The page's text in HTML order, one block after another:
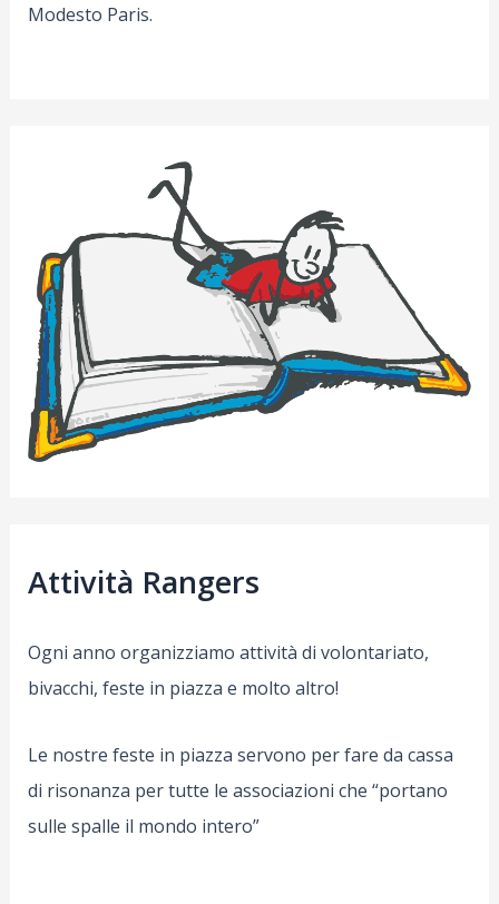
Modesto Paris.
Attività Rangers
Ogni anno organizziamo attività di volontariato,
bivacchi, feste in piazza e molto altro!
Le nostre feste in piazza servono per fare da cassa
di risonanza per tutte le associazioni che “portano
sulle spalle il mondo intero”